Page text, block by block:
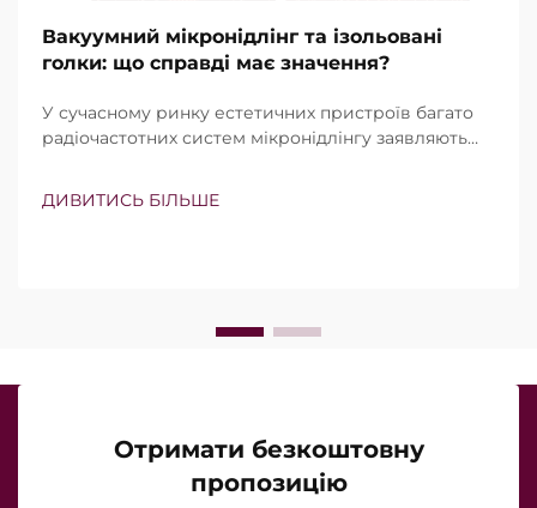
Вакуумний мікронідлінг та ізольовані
голки: що справді має значення?
У сучасному ринку естетичних пристроїв багато
радіочастотних систем мікронідлінгу заявляють
в тому, чи існують ці функції, а в тому, наскільки
ДИВИТИСЬ БІЛЬШЕ
Отримати безкоштовну
пропозицію